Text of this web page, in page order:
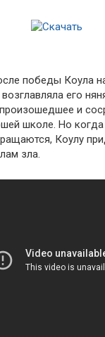
победы Коула
его
и
школе. Но когда
Коулу
зла.